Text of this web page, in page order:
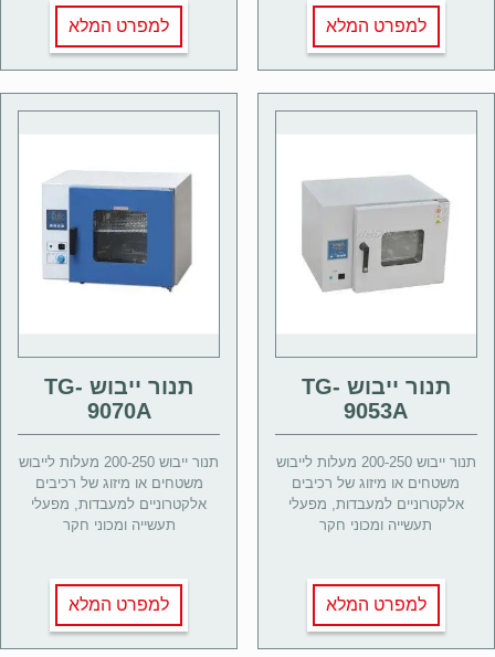
למפרט המלא למפרט המלא
תנור ייבוש TG-
9053A
תנור ייבוש 200-250 מעלות לייבוש
משטחים או מיזוג של רכיבים
אלקטרוניים למעבדות, מפעלי
תעשייה ומכוני חקר
למפרט המלא
תנור ייבוש TG-
9070A
תנור ייבוש 200-250 מעלות לייבוש
משטחים או מיזוג של רכיבים
אלקטרוניים למעבדות, מפעלי
תעשייה ומכוני חקר
למפרט המלא